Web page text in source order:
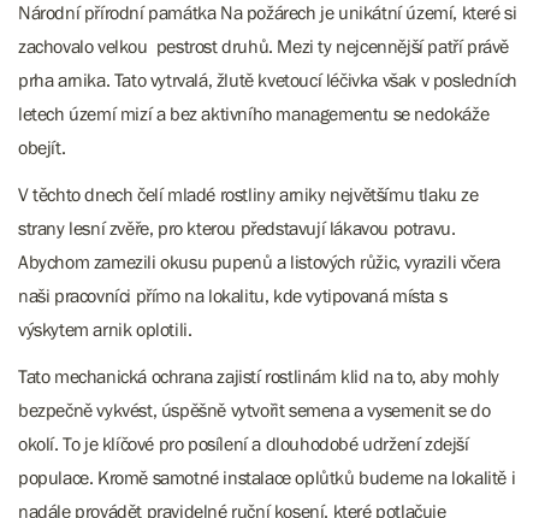
Národní přírodní památka Na požárech je unikátní území, které si
zachovalo velkou pestrost druhů. Mezi ty nejcennější patří právě
prha arnika. Tato vytrvalá, žlutě kvetoucí léčivka však v posledních
letech území mizí a bez aktivního managementu se nedokáže
obejít.
V těchto dnech čelí mladé rostliny arniky největšímu tlaku ze
strany lesní zvěře, pro kterou představují lákavou potravu.
Abychom zamezili okusu pupenů a listových růžic, vyrazili včera
naši pracovníci přímo na lokalitu, kde vytipovaná místa s
výskytem arnik oplotili.
Tato mechanická ochrana zajistí rostlinám klid na to, aby mohly
bezpečně vykvést, úspěšně vytvořit semena a vysemenit se do
okolí. To je klíčové pro posílení a dlouhodobé udržení zdejší
populace. Kromě samotné instalace oplůtků budeme na lokalitě i
nadále provádět pravidelné ruční kosení, které potlačuje